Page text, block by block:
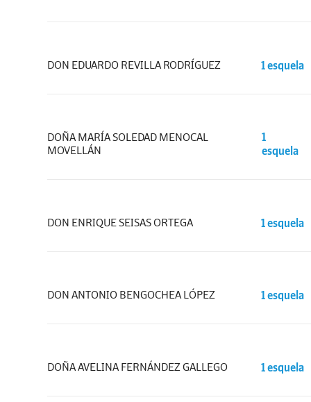
DON EDUARDO REVILLA RODRÍGUEZ 1 esquela
DOÑA MARÍA SOLEDAD MENOCAL
MOVELLÁN
1
esquela
DON ENRIQUE SEISAS ORTEGA 1 esquela
DON ANTONIO BENGOCHEA LÓPEZ 1 esquela
DOÑA AVELINA FERNÁNDEZ GALLEGO 1 esquela